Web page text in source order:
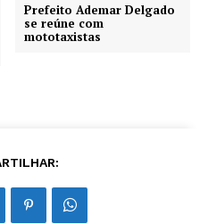
Prefeito Ademar Delgado
se reúne com
mototaxistas